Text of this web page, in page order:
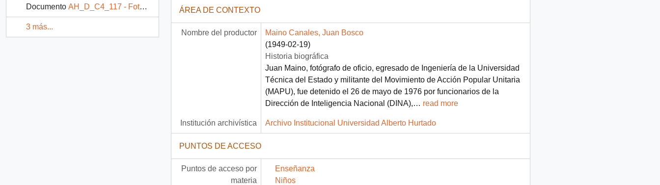
Documento AH_D_C4_117 - Fotografía: Niño tomando té y comiendo pan junto a la familia
3 más...
ÁREA DE CONTEXTO
Nombre del productor
Maino Canales, Juan Bosco
(1949-02-19)
Historia biográfica
Juan Maino, fotógrafo de oficio, egresado de Ingeniería de la Universidad
Técnica del Estado y militante del Movimiento de Acción Popular Unitaria
(MAPU), fue detenido el 26 de mayo de 1976 por funcionarios de la
Dirección de Inteligencia Nacional (DINA),… read more
Institución archivística Archivo Institucional Universidad Alberto Hurtado
PUNTOS DE ACCESO
Puntos de acceso por
materia
Enseñanza
Niños